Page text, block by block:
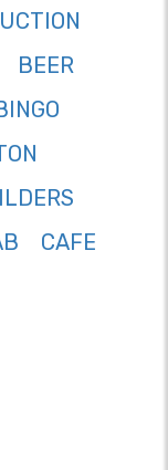
BEER
CAFE